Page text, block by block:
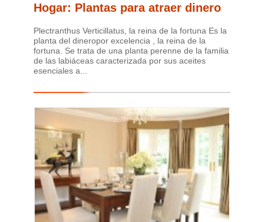
Hogar: Plantas para atraer dinero
Plectranthus Verticillatus, la reina de la fortuna Es la
planta del dineropor excelencia , la reina de la
fortuna. Se trata de una planta perenne de la familia
de las labiáceas caracterizada por sus aceites
esenciales a...